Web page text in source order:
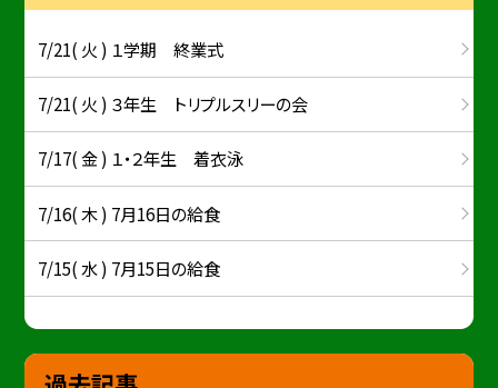
7/21( 火 ) １学期 終業式
7/21( 火 ) ３年生 トリプルスリーの会
7/17( 金 ) １・２年生 着衣泳
7/16( 木 ) 7月16日の給食
7/15( 水 ) 7月15日の給食